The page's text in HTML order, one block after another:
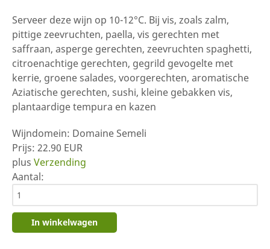
Serveer deze wijn op 10-12°C. Bij vis, zoals zalm,
pittige zeevruchten, paella, vis gerechten met
saffraan, asperge gerechten, zeevruchten spaghetti,
citroenachtige gerechten, gegrild gevogelte met
kerrie, groene salades, voorgerechten, aromatische
Aziatische gerechten, sushi, kleine gebakken vis,
plantaardige tempura en kazen
Wijndomein: Domaine Semeli
Prijs: 22.90 EUR
plus Verzending
Aantal: